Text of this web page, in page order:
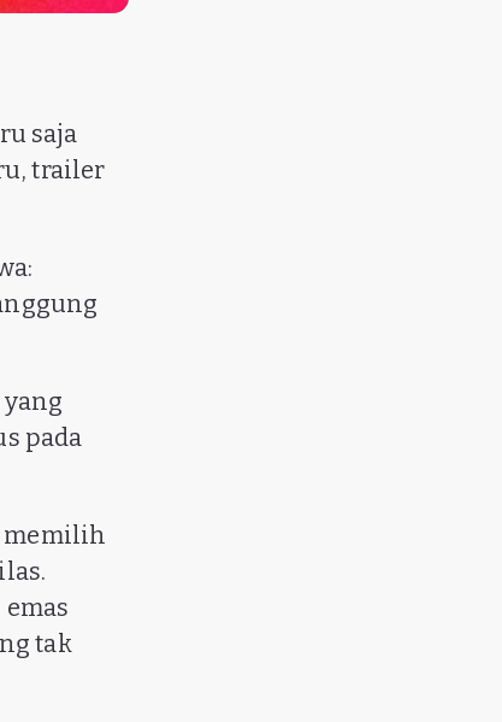
saja
trailer
pada
memilih
tak